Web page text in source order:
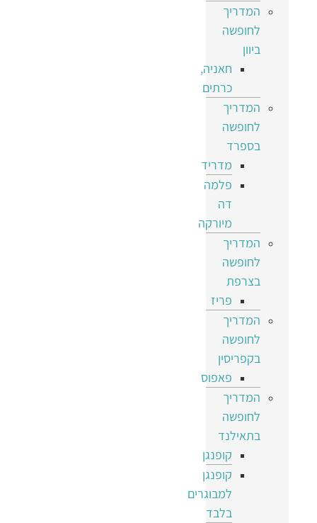
המדריך
לחופשה
ביוון
חאניה,
כרתים
המדריך
לחופשה
בספרד
מדריד
פלמה
דה
מיורקה
המדריך
לחופשה
בצרפת
פריז
המדריך
לחופשה
בקפריסין
פאפוס
המדריך
לחופשה
בתאילנד
קופנגן
קופנגן
למבוגרים
בלבד